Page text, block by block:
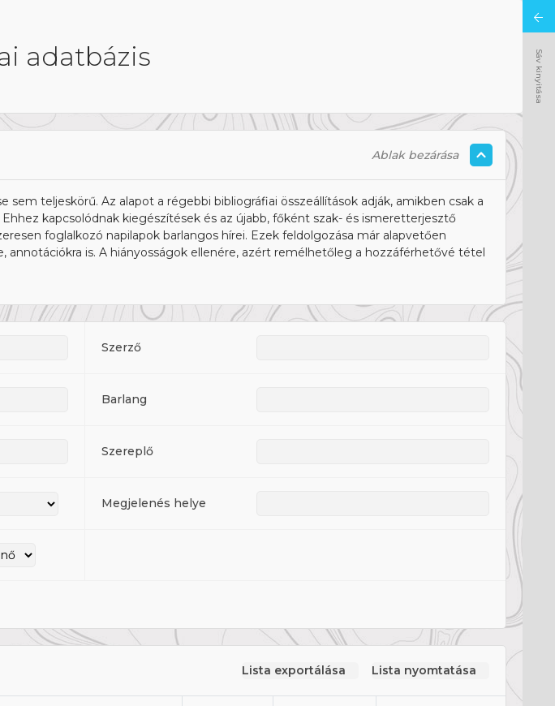
adatbázis
Ablak bezárása
teljeskörű. Az alapot a régebbi bibliográfiai összeállítások adják, amikben csak a
kapcsolódnak kiegészítések és az újabb, főként szak- és ismeretterjesztő
foglalkozó napilapok barlangos hírei. Ezek feldolgozása már alapvetően
annotációkra is. A hiányosságok ellenére, azért remélhetőleg a hozzáférhetővé tétel
Szerző
Barlang
Szereplő
Megjelenés helye
Lista exportálása Lista nyomtatása
Sáv kinyitása